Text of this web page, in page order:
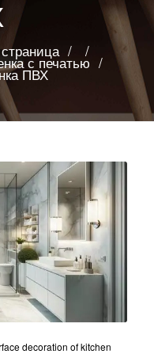
/ /
с печатью /
ПВХ
decoration of kitchen